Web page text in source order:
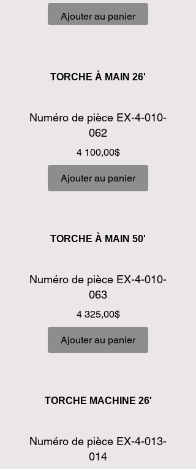
Ajouter au panier
TORCHE À MAIN 26'
Numéro de pièce EX-4-010-
062
4 100,00$Prix
Ajouter au panier
TORCHE À MAIN 50'
Numéro de pièce EX-4-010-
063
4 325,00$Prix
Ajouter au panier
TORCHE MACHINE 26'
Numéro de pièce EX-4-013-
014